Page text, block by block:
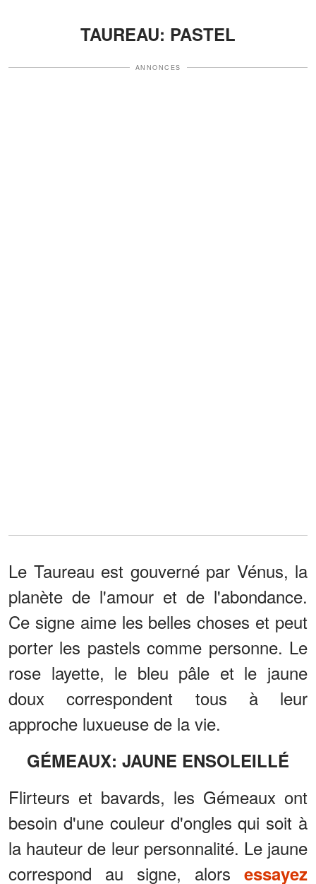
TAUREAU: PASTEL
ANNONCES
Le Taureau est gouverné par Vénus, la
planète de l'amour et de l'abondance.
Ce signe aime les belles choses et peut
porter les pastels comme personne. Le
rose layette, le bleu pâle et le jaune
doux correspondent tous à leur
approche luxueuse de la vie.
GÉMEAUX: JAUNE ENSOLEILLÉ
Flirteurs et bavards, les Gémeaux ont
besoin d'une couleur d'ongles qui soit à
la hauteur de leur personnalité. Le jaune
correspond au signe, alors essayez